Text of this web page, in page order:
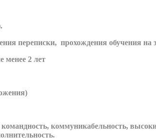
переписки, прохождения обучения на
менее 2 лет
коммуникабельность,